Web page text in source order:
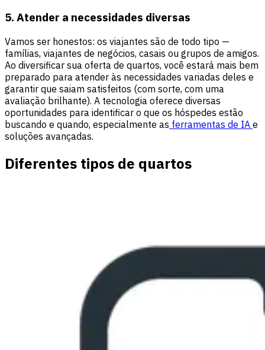
5. Atender a necessidades diversas
Vamos ser honestos: os viajantes são de todo tipo —
famílias, viajantes de negócios, casais ou grupos de amigos.
Ao diversificar sua oferta de quartos, você estará mais bem
preparado para atender às necessidades variadas deles e
garantir que saiam satisfeitos (com sorte, com uma
avaliação brilhante). A tecnologia oferece diversas
oportunidades para identificar o que os hóspedes estão
buscando e quando, especialmente as ferramentas de IA e
soluções avançadas.
Diferentes tipos de quartos